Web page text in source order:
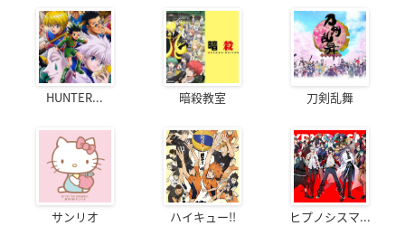
HUNTER... 暗殺教室 刀剣乱舞
サンリオ ハイキュー!! ヒプノシスマ...